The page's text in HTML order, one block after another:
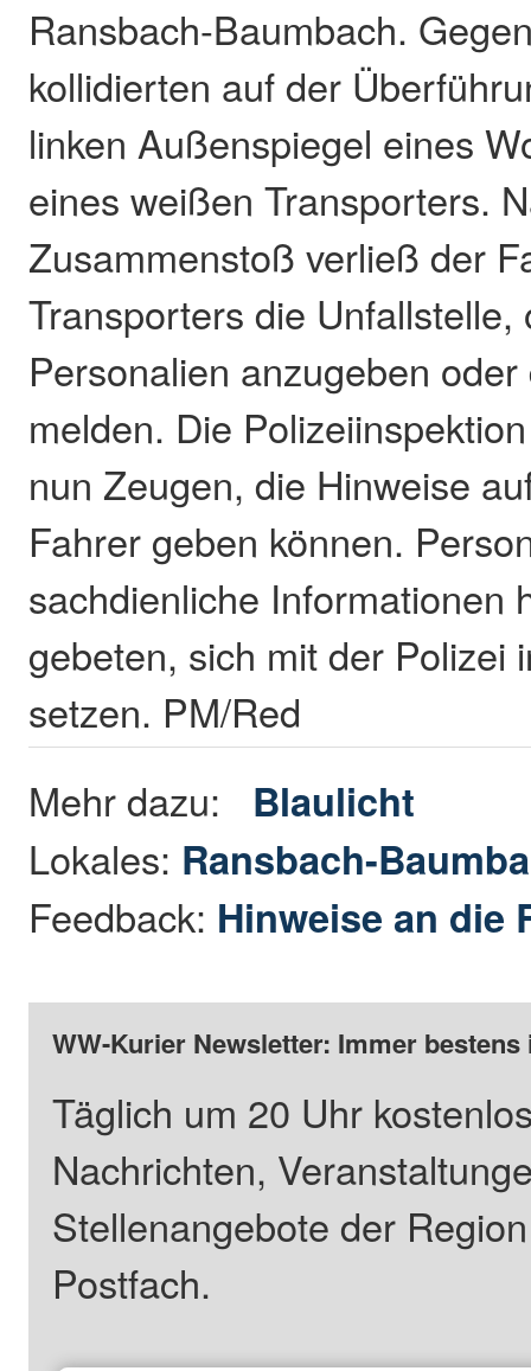
Ransbach-Baumbach.
kollidierten auf der
linken Außenspiegel eines
eines weißen Transporters.
Zusammenstoß verließ der
Transporters die Unfallstelle,
Personalien anzugeben
melden. Die
nun Zeugen, die Hinweise
Fahrer geben können.
sachdienliche Informationen
gebeten, sich mit der Polizei
setzen. PM/Red
Mehr dazu: Blaulicht
Lokales: Ransbach-
Feedback: Hinweise an die
WW-Kurier Newsletter: Immer
Täglich um 20 Uhr
Nachrichten,
Stellenangebote der
Postfach.